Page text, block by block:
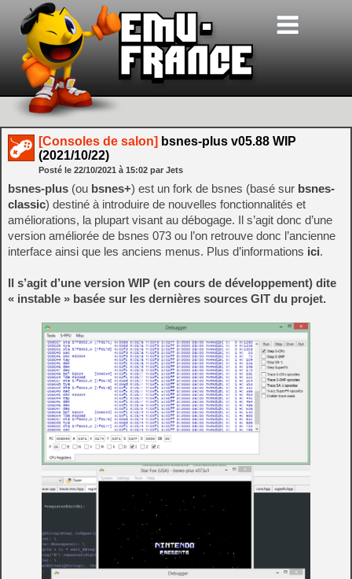
[Consoles de salon] bsnes-plus v05.88 WIP
(2021/10/22)
Posté le 22/10/2021 à 15:02 par Jets
bsnes-plus (ou bsnes+) est un fork de bsnes (basé sur bsnes-
classic) destiné à introduire de nouvelles fonctionnalités et
améliorations, la plupart visant au débogage. Il s’agit donc d’une
version améliorée de bsnes 073 ou l’on retrouve donc l’ancienne
interface ainsi que les anciens menus. Plus d’informations ici.
Il s’agit d’une version WIP (en cours de développement) dite
« instable » basée sur les dernières sources GIT du projet.